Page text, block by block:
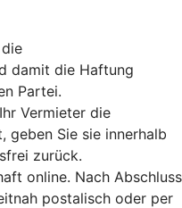
damit die Haftung
Partei.
Vermieter die
geben Sie sie innerhalb
zurück.
online. Nach Abschluss
postalisch oder per